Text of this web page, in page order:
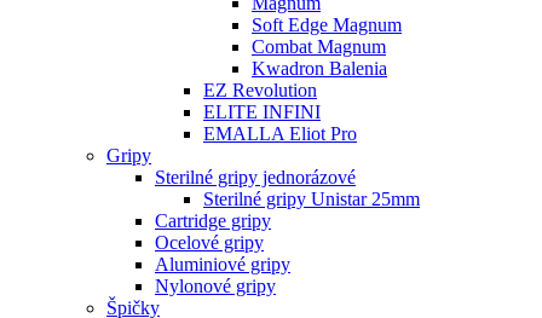
Soft Edge Magnum
Combat Magnum
Kwadron Balenia
EZ Revolution
ELITE INFINI
EMALLA Eliot Pro
Gripy
Sterilné gripy jednorázové
Sterilné gripy Unistar 25mm
Cartridge gripy
Ocelové gripy
Aluminiové gripy
Nylonové gripy
Špičky